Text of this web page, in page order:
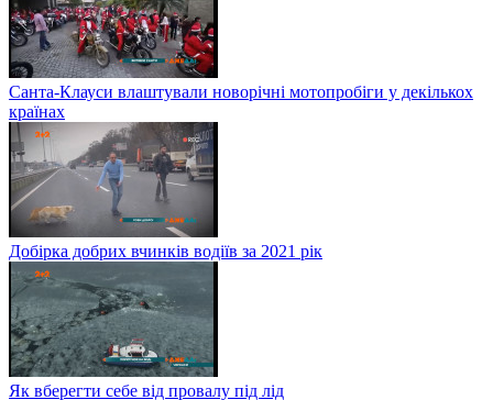
Санта-Клауси влаштували новорічні мотопробіги у декількох
країнах
Добірка добрих вчинків водіїв за 2021 рік
Як вберегти себе від провалу під лід